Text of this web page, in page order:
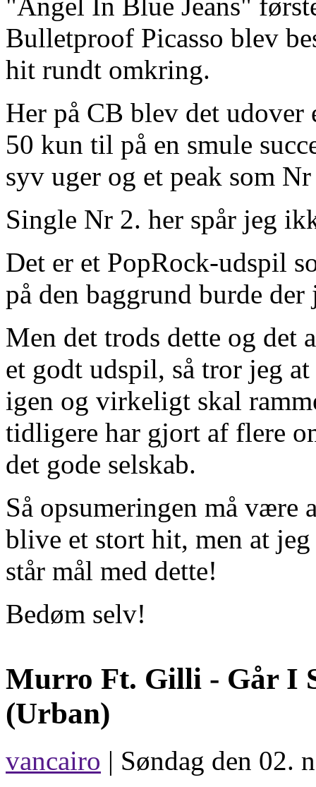
Bulletproof Picasso blev
hit rundt omkring.
Her på CB blev det udover
50 kun til på en smule
syv uger og et peak som
Single Nr 2. her spår jeg
Det er et PopRock-udspil
på den baggrund burde
Men det trods dette og
et godt udspil, så tror jeg
igen og virkeligt skal
tidligere har gjort af flere
det gode selskab.
Så opsumeringen må
blive et stort hit, men at
står mål med dette!
Bedøm selv!
Murro Ft. Gilli - Går I
(Urban)
vancairo | Søndag den 02.